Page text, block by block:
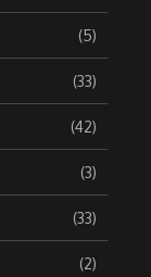
(5)
(33)
(42)
(3)
(33)
(2)